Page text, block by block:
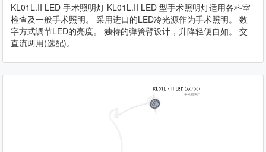
KL01L.II LED 手术照明灯 KL01L.II LED 型手术照明灯适用各科室
检查及一般手术照明。 采用进口的LED冷光源作为手术照明。 数
字方式调节LED的亮度。 独特的弹簧臂设计，升降轻便自如。 交
直流两用(选配)。